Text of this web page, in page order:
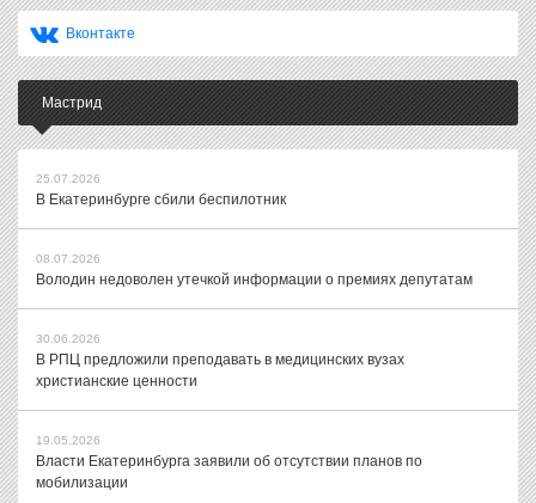
Вконтакте
Мастрид
25.07.2026
В Екатеринбурге сбили беспилотник
08.07.2026
Володин недоволен утечкой информации о премиях депутатам
30.06.2026
В РПЦ предложили преподавать в медицинских вузах
христианские ценности
19.05.2026
Власти Екатеринбурга заявили об отсутствии планов по
мобилизации